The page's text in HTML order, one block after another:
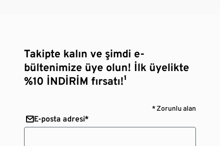
Takipte kalın ve şimdi e-
bültenimize üye olun! İlk üyelikte
%10 İNDİRİM fırsatı!¹
* Zorunlu alan
E-posta adresi*